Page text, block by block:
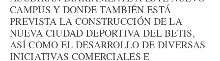
CAMPUS Y DONDE TAMBIÉN ESTÁ
PREVISTA LA CONSTRUCCIÓN DE LA
NUEVA CIUDAD DEPORTIVA DEL BETIS,
ASÍ COMO EL DESARROLLO DE DIVERSAS
INICIATIVAS COMERCIALES E